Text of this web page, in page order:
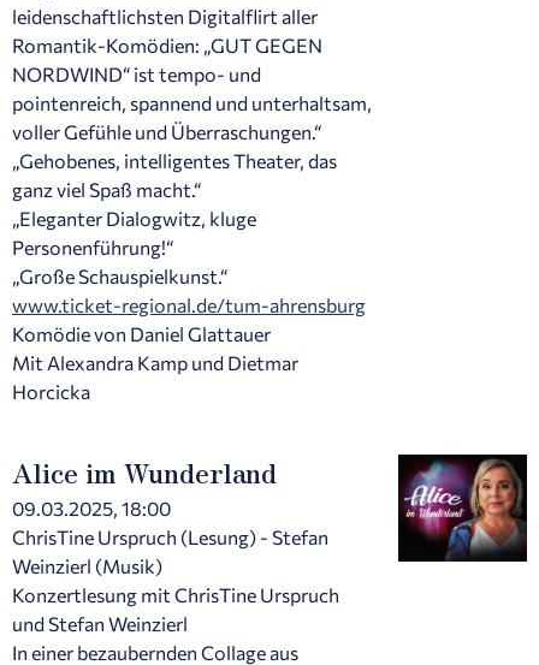
leidenschaftlichsten Digitalflirt aller
Romantik-Komödien: „GUT GEGEN
NORDWIND“ ist tempo- und
pointenreich, spannend und unterhaltsam,
voller Gefühle und Überraschungen.“
„Gehobenes, intelligentes Theater, das
ganz viel Spaß macht.“
„Eleganter Dialogwitz, kluge
Personenführung!“
„Große Schauspielkunst.“
www.ticket-regional.de/tum-ahrensburg
Komödie von Daniel Glattauer
Mit Alexandra Kamp und Dietmar
Horcicka
Alice im Wunderland
09.03.2025, 18:00
ChrisTine Urspruch (Lesung) - Stefan
Weinzierl (Musik)
Konzertlesung mit ChrisTine Urspruch
und Stefan Weinzierl
In einer bezaubernden Collage aus